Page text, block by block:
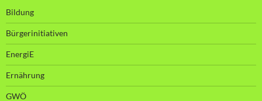
Bildung
Bürgerinitiativen
EnergiE
Ernährung
GWÖ